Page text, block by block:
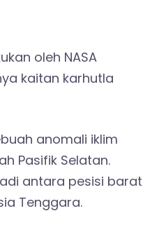
oleh NASA
kaitan karhutla
anomali iklim
Pasifik Selatan.
antara pesisi barat
Tenggara.